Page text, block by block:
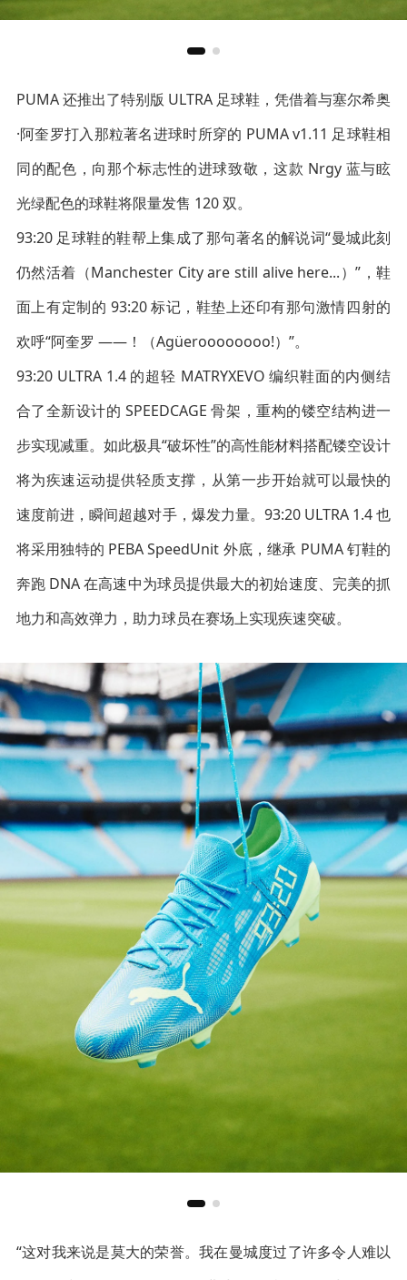
PUMA 还推出了特别版 ULTRA 足球鞋，凭借着与塞尔希奥
·阿奎罗打入那粒著名进球时所穿的 PUMA v1.11 足球鞋相
同的配色，向那个标志性的进球致敬，这款 Nrgy 蓝与眩
光绿配色的球鞋将限量发售 120 双。
93:20 足球鞋的鞋帮上集成了那句著名的解说词“曼城此刻
仍然活着（Manchester City are still alive here...）”，鞋
面上有定制的 93:20 标记，鞋垫上还印有那句激情四射的
欢呼“阿奎罗 ——！（Agüeroooooooo!）”。
93:20 ULTRA 1.4 的超轻 MATRYXEVO 编织鞋面的内侧结
合了全新设计的 SPEEDCAGE 骨架，重构的镂空结构进一
步实现减重。如此极具“破坏性”的高性能材料搭配镂空设计
将为疾速运动提供轻质支撑，从第一步开始就可以最快的
速度前进，瞬间超越对手，爆发力量。93:20 ULTRA 1.4 也
将采用独特的 PEBA SpeedUnit 外底，继承 PUMA 钉鞋的
奔跑 DNA 在高速中为球员提供最大的初始速度、完美的抓
地力和高效弹力，助力球员在赛场上实现疾速突破。
“这对我来说是莫大的荣誉。我在曼城度过了许多令人难以